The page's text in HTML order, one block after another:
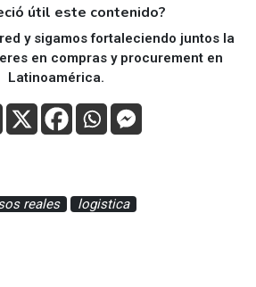
útil este contenido?
y sigamos fortaleciendo juntos la
en compras y procurement en
Latinoamérica.
reales logistica